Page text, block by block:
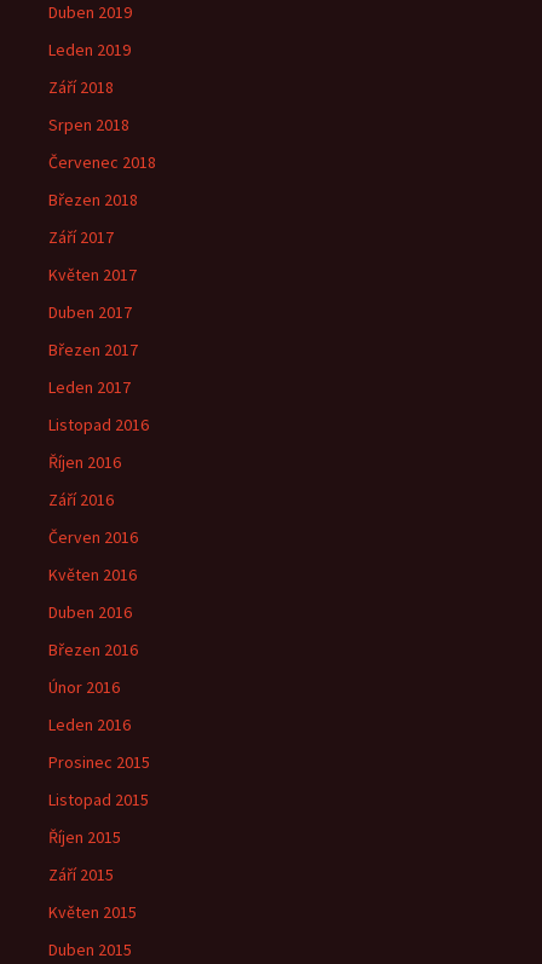
Duben 2019
Leden 2019
Září 2018
Srpen 2018
Červenec 2018
Březen 2018
Září 2017
Květen 2017
Duben 2017
Březen 2017
Leden 2017
Listopad 2016
Říjen 2016
Září 2016
Červen 2016
Květen 2016
Duben 2016
Březen 2016
Únor 2016
Leden 2016
Prosinec 2015
Listopad 2015
Říjen 2015
Září 2015
Květen 2015
Duben 2015